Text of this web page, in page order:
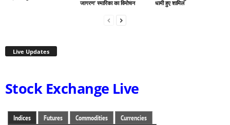
जागरण’ स्मारिका का विमोचन
धामी हुए शामिल
Live Updates
Stock Exchange Live